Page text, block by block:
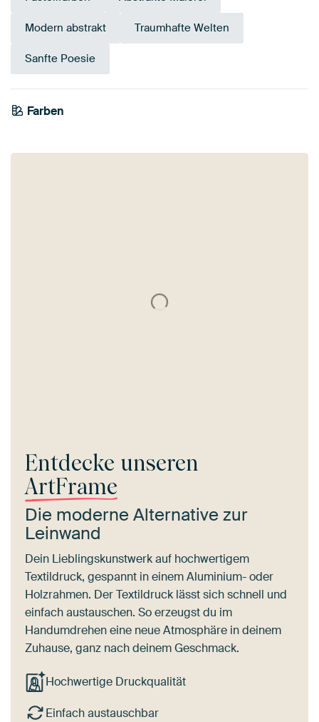
Modern abstrakt Traumhafte Welten
Sanfte Poesie
Farben
Mauve
Grau
Blau
Entdecke unseren
ArtFrame
Die moderne Alternative zur
Leinwand
Dein Lieblingskunstwerk auf hochwertigem
Textildruck, gespannt in einem Aluminium- oder
Holzrahmen. Der Textildruck lässt sich schnell und
einfach austauschen. So erzeugst du im
Handumdrehen eine neue Atmosphäre in deinem
Zuhause, ganz nach deinem Geschmack.
Hochwertige Druckqualität
Einfach austauschbar